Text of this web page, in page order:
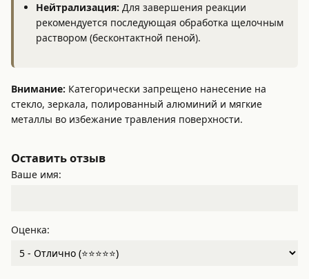
Нейтрализация: Для завершения реакции
рекомендуется последующая обработка щелочным
раствором (бесконтактной пеной).
Внимание: Категорически запрещено нанесение на
стекло, зеркала, полированный алюминий и мягкие
металлы во избежание травления поверхности.
Оставить отзыв
Ваше имя:
Оценка: